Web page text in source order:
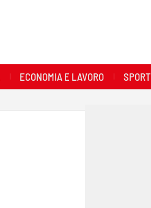
ECONOMIA E LAVORO SPORT